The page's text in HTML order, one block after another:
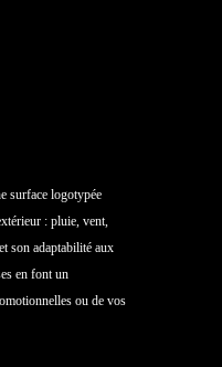
surface logotypée
: pluie, vent,
son adaptabilité aux
en font un
ou de vos